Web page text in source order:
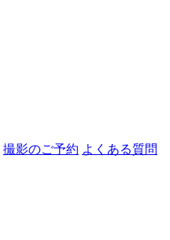
撮影のご予約 よくある質問